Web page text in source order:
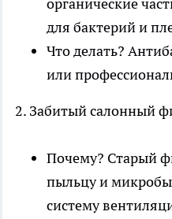
органические
для бактерий и
Что делать?
или
2. Забитый салонный
Почему? Старый
пыльцу и
систему